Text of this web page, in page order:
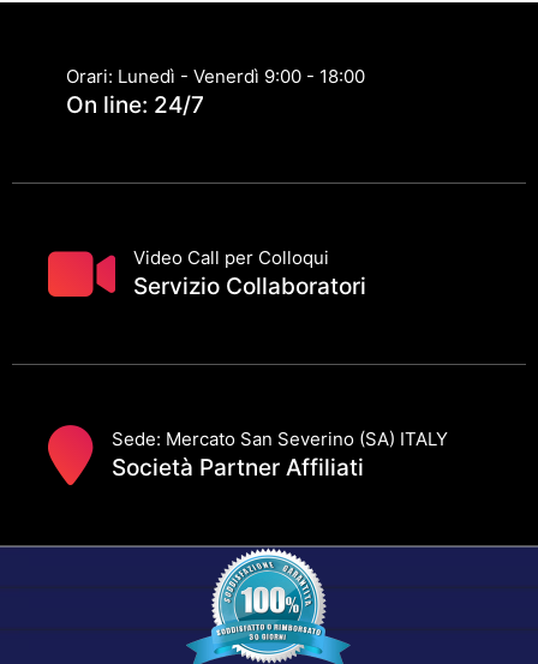
Orari: Lunedì - Venerdì 9:00 - 18:00
On line: 24/7
Video Call per Colloqui
Servizio Collaboratori
Sede: Mercato San Severino (SA) ITALY
Società Partner Affiliati